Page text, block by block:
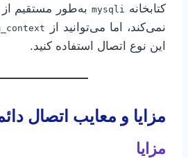
کتابخانه mysqliبه‌طور مستقیم از
نمی‌کند، اما می‌توانید از
این نوع اتصال استفاده کنید.
مزایا و معایب اتصال
مزایا